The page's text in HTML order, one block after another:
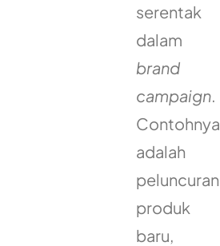
serentak
dalam
brand
campaign.
Contohnya
adalah
peluncuran
produk
baru,